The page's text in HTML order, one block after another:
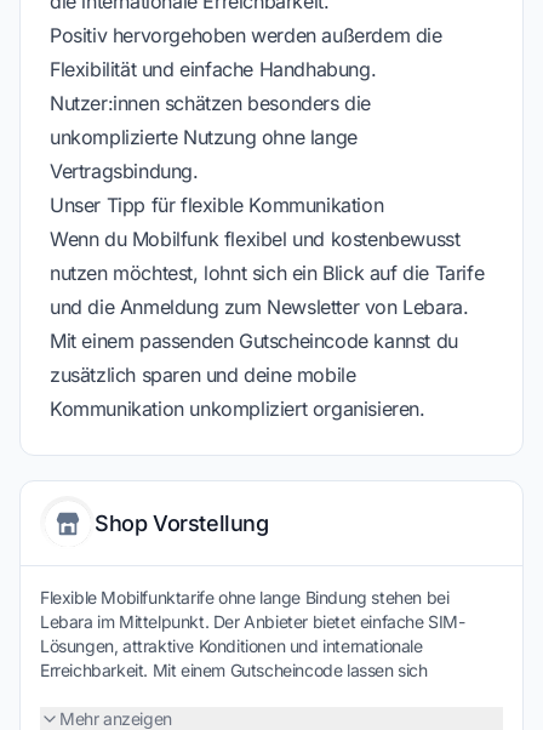
Positiv hervorgehoben werden außerdem die
Flexibilität und einfache Handhabung.
Nutzer:innen schätzen besonders die
unkomplizierte Nutzung ohne lange
Vertragsbindung.
Unser Tipp für flexible Kommunikation
Wenn du Mobilfunk flexibel und kostenbewusst
nutzen möchtest, lohnt sich ein Blick auf die Tarife
und die Anmeldung zum Newsletter von Lebara.
Mit einem passenden Gutscheincode kannst du
zusätzlich sparen und deine mobile
Kommunikation unkompliziert organisieren.
Shop Vorstellung
Flexible Mobilfunktarife ohne lange Bindung stehen bei
Lebara im Mittelpunkt. Der Anbieter bietet einfache SIM-
Lösungen, attraktive Konditionen und internationale
Erreichbarkeit. Mit einem Gutscheincode lassen sich
Anreiz, mobile Freiheit preisbewusst zu genießen und
Mehr anzeigen